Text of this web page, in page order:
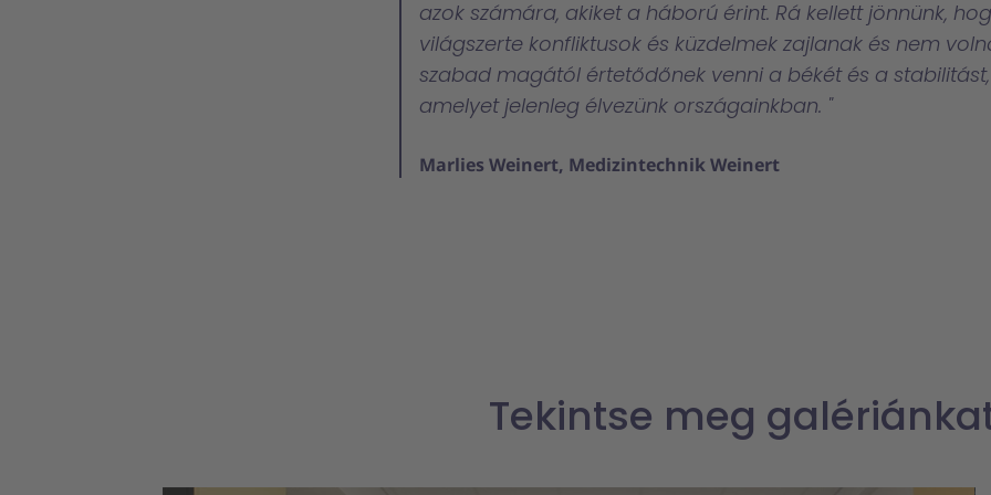
azok számára, akiket a háború érint. Rá kellett jönnünk,
világszerte konfliktusok és küzdelmek zajlanak és nem
szabad magától értetődőnek venni a békét és a stabilitást,
amelyet jelenleg élvezünk országainkban.
Marlies Weinert, Medizintechnik Weinert
Tekintse meg